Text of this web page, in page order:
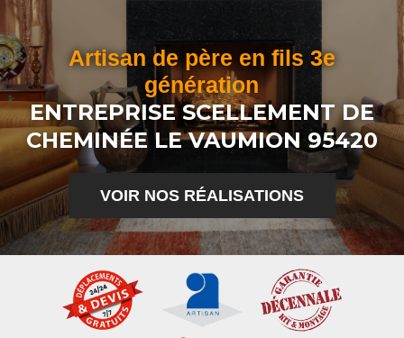
Artisan de père en fils 3e
génération
ENTREPRISE SCELLEMENT DE
CHEMINÉE LE VAUMION 95420
VOIR NOS RÉALISATIONS